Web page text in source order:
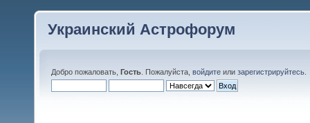
Украинский Астрофорум
Добро пожаловать, Гость . Пожалуйста, войдите или зарегистрируйтесь